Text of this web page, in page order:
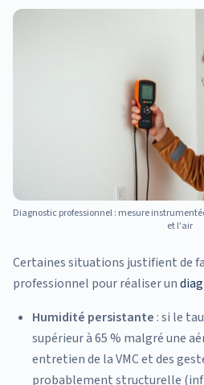
Diagnostic professionnel : mesure
et l'air
Certaines situations justifient de
professionnel pour réaliser un
Humidité persistante : si le
supérieur à 65 % malgré une
entretien de la VMC et des
probablement structurelle